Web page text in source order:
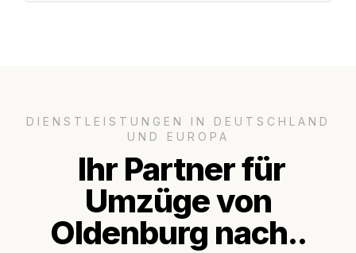
DIENSTLEISTUNGEN IN DEUTSCHLAND
UND EUROPA
Ihr Partner für
Umzüge von
Oldenburg nach..